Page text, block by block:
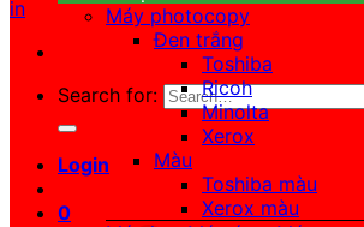
Search for:
Login
0
Máy photocopy
Đen trắng
Toshiba
Ricoh
Minolta
Xerox
Màu
Toshiba màu
Xerox màu